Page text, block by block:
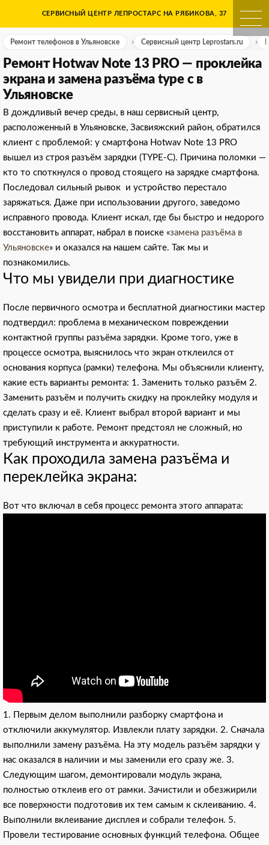
content
Ремонт телефонов в
СЕРВИСНЫЙ ЦЕНТР ЛЕПРОСТАРС НА РЯБИКОВА, 37
Ремонт телефонов в Ульяновске Сервисный центр Leprostars.ru
Ремонт Hotwav Note 13 PRO — проклейка
экрана и замена разъёма type c в
Ульяновске
В дождливый вечер среды, в наш сервисный центр,
расположенный в Ульяновске, Засвияжский район, обратился
клиент с проблемой: у смартфона Hotwav Note 13 PRO
вышел из строя разъём зарядки (TYPE-C). Причина поломки —
кто то споткнулся о провод стоящего на зарядке смартфона.
Последовал сильный рывок и устройство перестало
заряжаться. Даже при использовании другого, заведомо
исправного провода. Клиент искал, где бы быстро и недорого
восстановить аппарат, набрал в поиске «замена разъёма в
Ульяновске» и оказался на нашем сайте. Так мы и
познакомились.
Что мы увидели при диагностике
После первичного осмотра и бесплатной диагностики мастер
подтвердил: проблема в механическом повреждении
контактной группы разъёма зарядки. Кроме того, уже в
процессе осмотра, выяснилось что экран отклеился от
основания корпуса (рамки) телефона. Мы объяснили клиенту,
какие есть варианты ремонта: 1. Заменить только разъём 2.
Заменить разъём и получить скидку на проклейку модуля и
сделать сразу и её. Клиент выбрал второй вариант и мы
приступили к работе. Ремонт предстоял не сложный, но
требующий инструмента и аккуратности.
Как проходила замена разъёма и
переклейка экрана:
Вот что включал в себя процесс ремонта этого аппарата:
1. Первым делом выполнили разборку смартфона и
отключили аккумулятор. Извлекли плату зарядки. 2. Сначала
выполнили замену разъёма. На эту модель разъём зарядки у
нас оказался в наличии и мы заменили его сразу же. 3.
Следующим шагом, демонтировали модуль экрана,
полностью отклеив его от рамки. Зачистили и обезжирили
все поверхности подготовив их тем самым к склеиванию. 4.
Выполнили вклеивание дисплея и собрали телефон. 5.
Провели тестирование основных функций телефона. Общее